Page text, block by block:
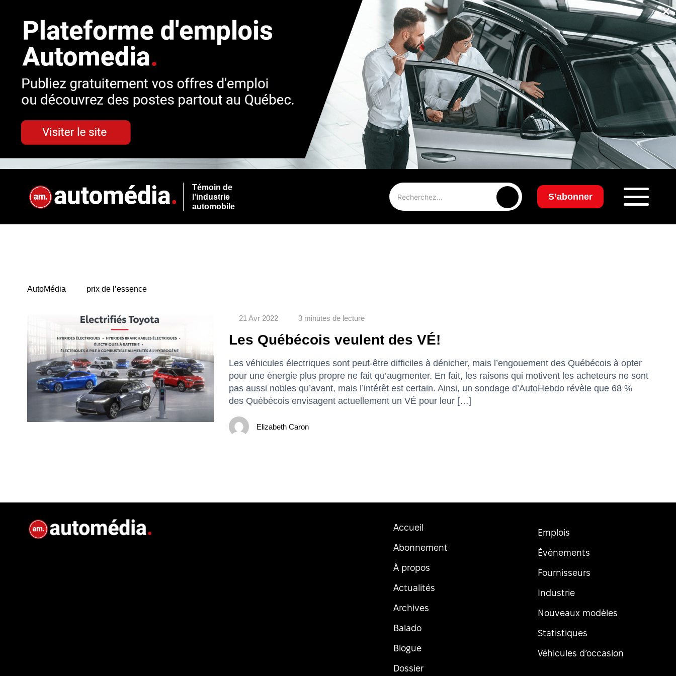
×
Témoin de
l’industrie
automobile
S’abonner
AutoMédia prix de l’essence
21 Avr 2022 3 minutes de lecture
Les Québécois veulent des VÉ!
Les véhicules électriques sont peut-être difficiles à dénicher, mais l’engouement des Québécois à opter
pour une énergie plus propre ne fait qu’augmenter. En fait, les raisons qui motivent les acheteurs ne sont
pas aussi nobles qu’avant, mais l’intérêt est certain. Ainsi, un sondage d’AutoHebdo révèle que 68 %
des Québécois envisagent actuellement un VÉ pour leur […]
Elizabeth Caron
Accueil
Abonnement
À propos
Actualités
Archives
Balado
Blogue
Dossier
Emplois
Événements
Fournisseurs
Industrie
Nouveaux modèles
Statistiques
Véhicules d’occasion